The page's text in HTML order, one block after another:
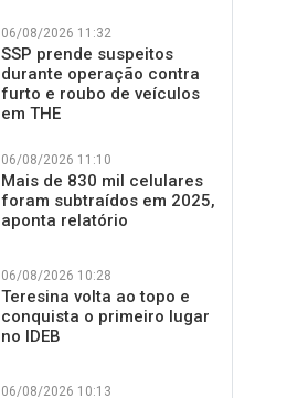
06/08/2026 11:32
SSP prende suspeitos
durante operação contra
furto e roubo de veículos
em THE
06/08/2026 11:10
Mais de 830 mil celulares
foram subtraídos em 2025,
aponta relatório
06/08/2026 10:28
Teresina volta ao topo e
conquista o primeiro lugar
no IDEB
06/08/2026 10:13